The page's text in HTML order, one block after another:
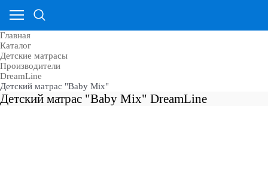
Главная
Каталог
Детские матрасы
Производители
DreamLine
Детский матрас "Baby Mix"
Детский матрас "Baby Mix" DreamLine